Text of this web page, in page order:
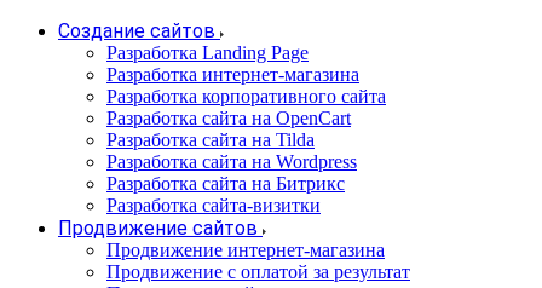
Создание сайтов
Разработка Landing Page
Разработка интернет-магазина
Разработка корпоративного сайта
Разработка сайта на OpenCart
Разработка сайта на Tilda
Разработка сайта на Wordpress
Разработка сайта на Битрикс
Разработка сайта-визитки
Продвижение сайтов
Продвижение интернет-магазина
Продвижение с оплатой за результат